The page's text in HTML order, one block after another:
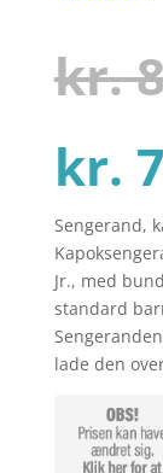
baseret på
kundebedø
mmelser
kr.
kr.
Sengerand,
Jr., med
standard
lade den